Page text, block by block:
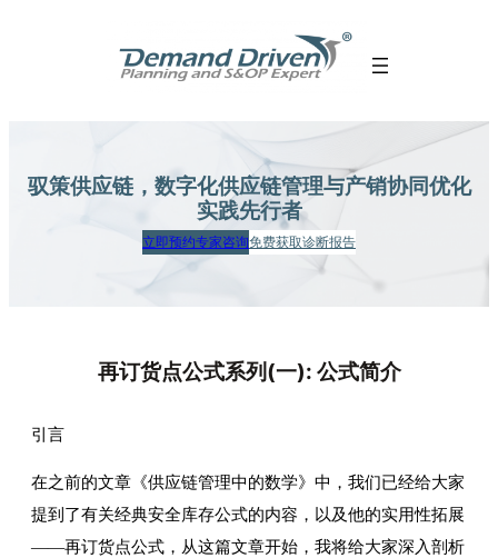
驭策供应链，数字化供应链管理与产销协同优化
实践先行者
立即预约专家咨询免费获取诊断报告
再订货点公式系列(一): 公式简介
引言
在之前的文章《供应链管理中的数学》中，我们已经给大家
提到了有关经典安全库存公式的内容，以及他的实用性拓展
——再订货点公式，从这篇文章开始，我将给大家深入剖析